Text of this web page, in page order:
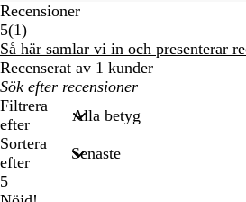
Recensioner
5(11
recensioner
)
Så här samlar vi in och presenterar
Recenserat av 1 kunder
Mina
inmatade
sökningar
Filtrera
efter
Sortera
efter
5